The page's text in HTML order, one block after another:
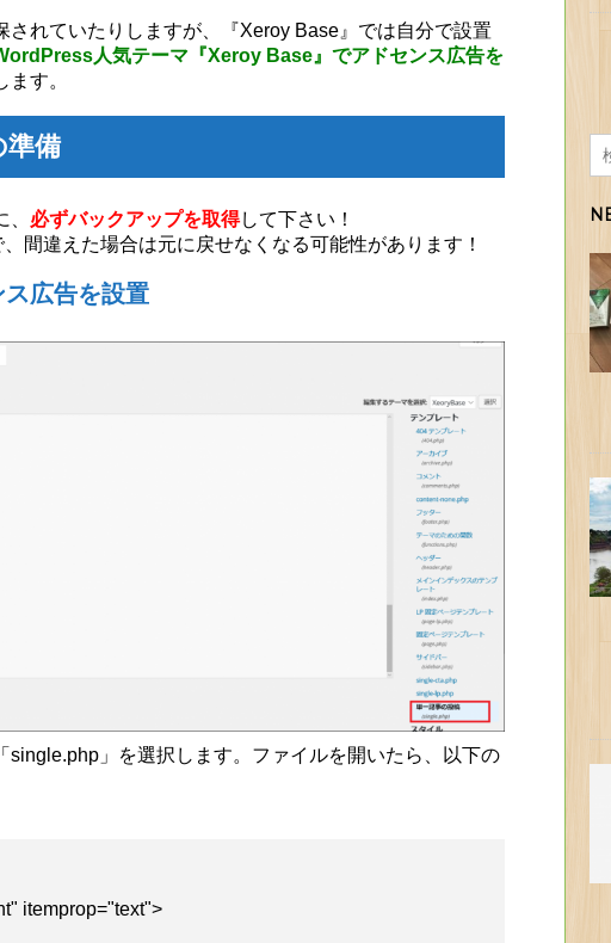
されていたりしますが、『Xeroy Base』では自分で設置
人気テーマ『Xeroy Base』でアドセンス広告を
ます。
準備
必ずバックアップを取得して下さい！
間違えた場合は元に戻せなくなる可能性があります！
広告を設置
」を選択します。ファイルを開いたら、以下の
itemprop="text">